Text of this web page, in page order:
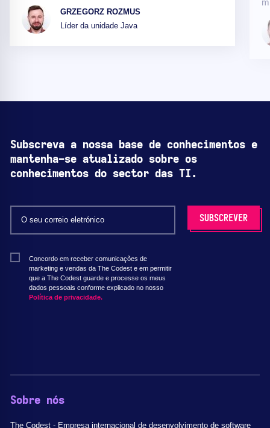
GRZEGORZ ROZMUS
Líder da unidade Java
Subscreva a nossa base de conhecimentos e
mantenha-se atualizado sobre os
conhecimentos do sector das TI.
Concordo em receber comunicações de
marketing e vendas da The Codest e em permitir
que a The Codest guarde e processe os meus
dados pessoais conforme explicado no nosso
Política de privacidade.
Sobre nós
The Codest - Empresa internacional de desenvolvimento de software